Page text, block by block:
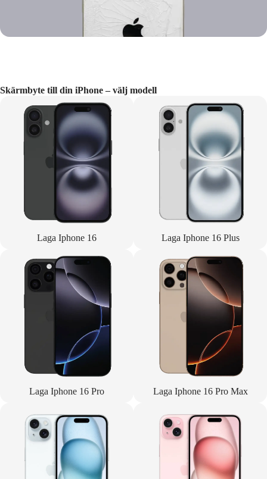
Skärmbyte till din iPhone – välj modell
Laga Iphone 16 Laga Iphone 16 Plus
Laga Iphone 16 Pro Laga Iphone 16 Pro Max